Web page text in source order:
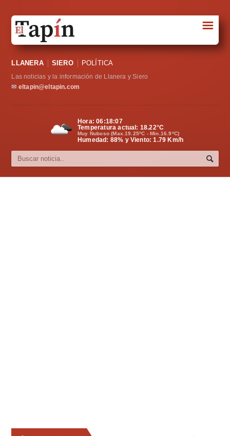
Sociedad
Política
Cultura
☰
LLANERA SIERO POLÍTICA
Las noticias y la información de Llanera y Siero
✉ eltapin@eltapin.com
Hora:06:18:08
Temperatura actual: 18.22°C
Muy Nuboso (Max.19.25ºC - Min.16.9ºC)
Humedad: 88% y Viento: 1.79 Km/h